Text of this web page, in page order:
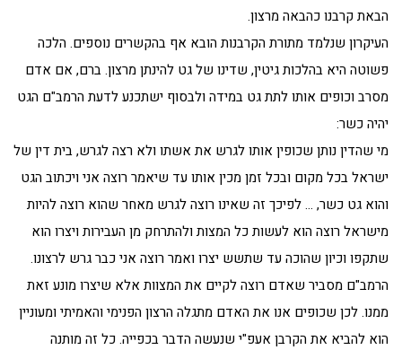
הבאת קרבנו כהבאה מרצון.
העיקרון שנלמד מתורת הקרבנות הובא אף בהקשרים נוספים. הלכה
פשוטה היא בהלכות גיטין, שדינו של גט להינתן מרצון. ברם, אם אדם
מסרב וכופים אותו לתת גט במידה ולבסוף ישתכנע לדעת הרמב"ם הגט
יהיה כשר:
מי שהדין נותן שכופין אותו לגרש את אשתו ולא רצה לגרש, בית דין של
ישראל בכל מקום ובכל זמן מכין אותו עד שיאמר רוצה אני ויכתוב הגט
והוא גט כשר, … לפיכך זה שאינו רוצה לגרש מאחר שהוא רוצה להיות
מישראל רוצה הוא לעשות כל המצות ולהתרחק מן העבירות ויצרו הוא
שתקפו וכיון שהוכה עד שתשש יצרו ואמר רוצה אני כבר גרש לרצונו.
הרמב"ם מסביר שאדם רוצה לקיים את המצוות אלא שיצרו מונע זאת
ממנו. לכן שכופים אנו את האדם מתגלה הרצון הפנימי והאמיתי ומעוניין
הוא להביא את הקרבן אעפ"י שנעשה הדבר בכפייה. כל זה מותנה